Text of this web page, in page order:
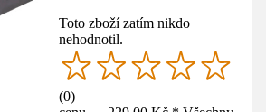
Toto zboží zatím nikdo
nehodnotil.
(0)